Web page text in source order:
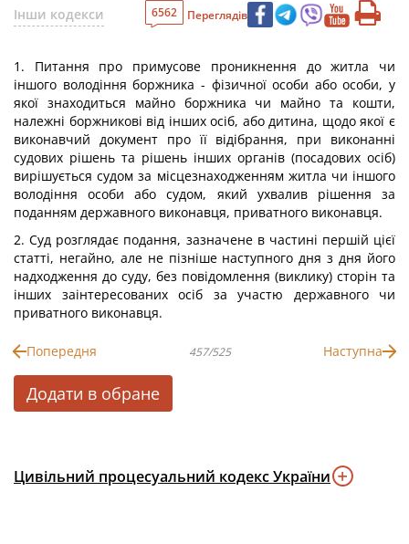
Інши кодекси
6562 Переглядів
1. Питання про примусове проникнення до житла чи
іншого володіння боржника - фізичної особи або особи, у
якої знаходиться майно боржника чи майно та кошти,
належні боржникові від інших осіб, або дитина, щодо якої є
виконавчий документ про її відібрання, при виконанні
судових рішень та рішень інших органів (посадових осіб)
вирішується судом за місцезнаходженням житла чи іншого
володіння особи або судом, який ухвалив рішення за
поданням державного виконавця, приватного виконавця.
2. Суд розглядає подання, зазначене в частині першій цієї
статті, негайно, але не пізніше наступного дня з дня його
надходження до суду, без повідомлення (виклику) сторін та
інших заінтересованих осіб за участю державного чи
приватного виконавця.
Попередня 457/525 Наступна
Додати в обране
Цивільний процесуальний кодекс України